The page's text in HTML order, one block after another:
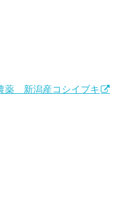
薬 新潟産コシイブキ